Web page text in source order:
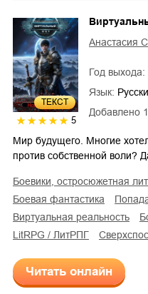
ТЕКСТ
5
Добавлено
Анастасия
Год выхода:
Язык:
Мир будущего. Многие
против собственной воли?
боевики, остросюжетная
боевая фантастика
виртуальная реальность
LitRPG / ЛитРПГ
Читать онлайн